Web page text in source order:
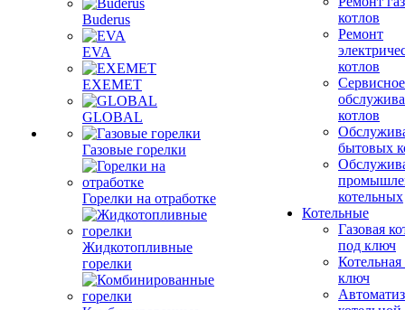
Buderus
EVA
EXEMET
GLOBAL
Газовые горелки
Горелки на отработке
Жидкотопливные
горелки
котлов
Ремонт
котлов
Сервисное
котлов
бытовых
котельных
Котельные
Газовая
под ключ
ключ